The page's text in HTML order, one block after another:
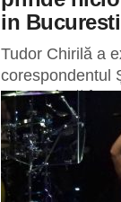
in Bucuresti
Tudor Chirilă a
corespondentul
ce nu cântă în
botezuri. Solistul